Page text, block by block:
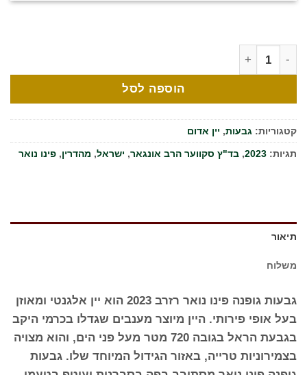
הוספה לסל
קטגוריות:גבעות,יין אדום
תגיות:2023
,בד"ץ סקווער הרב אונגאר,ישראל,מהדרין,פינו נואר
תיאור
משלוח
גבעות גופנה פינו נואר רזרב 2023 הוא יין אלגנטי ומאוזן
בעל אופי פירותי. היין מיוצר מענבים שגדלו בכרמי היקב
בגבעת הראל בגובה 720 מטר מעל פני הים, והוא מצויה
בצמירוניות טרייה, באזור הגידול המיוחד שלו. גבעות